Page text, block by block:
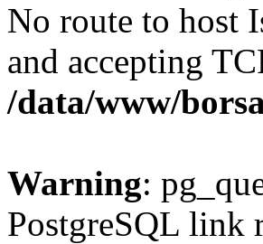
No route to host
and accepting
/data/www/
Warning:
PostgreSQL link